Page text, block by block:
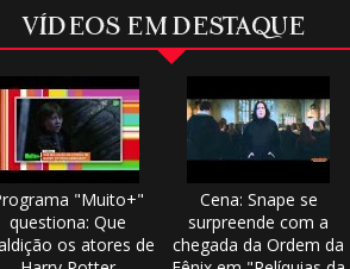
VÍDEOS EM DESTAQUE
"Muito+"
questiona: Que
os atores de
Cena: Snape se
surpreende com a
chegada da Ordem da